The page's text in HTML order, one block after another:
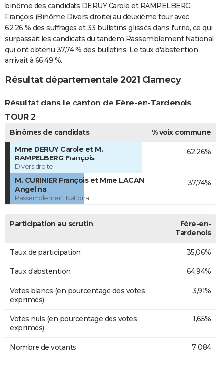
Bricolage
Lifestyle
Culture
Sport
Auto
Television
Voyage
Cinema
binôme des candidats DERUY Carole et RAMPELBERG
François (Binôme Divers droite) au deuxième tour avec
62,26 % des suffrages et 33 bulletins glissés dans l'urne, ce qui
surpassait les candidats du tandem Rassemblement National
qui ont obtenu 37,74 % des bulletins. Le taux d'abstention
arrivait à 66,49 %.
Résultat départementale 2021 Clamecy
Résultat dans le canton de Fère-en-Tardenois
TOUR 2
Binômes de candidats
% voix commune
Mme DERUY Carole et M.
RAMPELBERG François
Divers droite
62,26%
M. CURINIER François et Mme LACAN
Angelina
Rassemblement National
37,74%
Participation au scrutin
Fère-en-
Tardenois
Taux de participation 35,06%
Taux d'abstention 64,94%
Votes blancs (en pourcentage des votes
exprimés)
3,91%
Votes nuls (en pourcentage des votes
exprimés)
1,65%
Nombre de votants 7 084